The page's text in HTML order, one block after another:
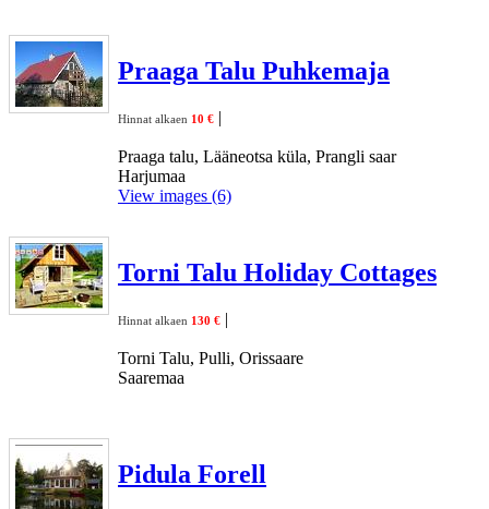
Praaga Talu Puhkemaja
Hinnat alkaen 10 € |
Praaga talu, Lääneotsa küla, Prangli saar
Harjumaa
View images (6)
Torni Talu Holiday Cottages
Hinnat alkaen 130 € |
Torni Talu, Pulli, Orissaare
Saaremaa
Pidula Forell